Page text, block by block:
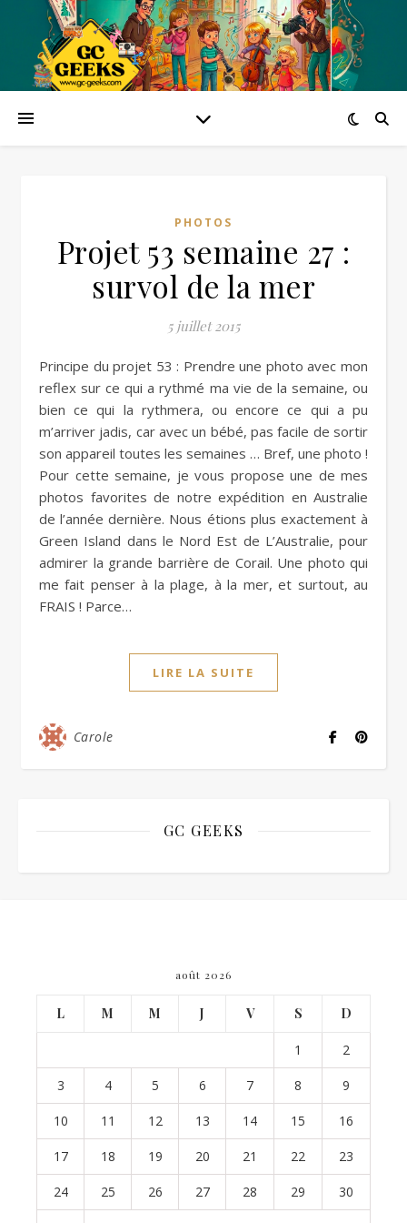
PHOTOS
Projet 53 semaine 27 :
survol de la mer
5 juillet 2015
Principe du projet 53 : Prendre une photo avec mon
reflex sur ce qui a rythmé ma vie de la semaine, ou
bien ce qui la rythmera, ou encore ce qui a pu
m’arriver jadis, car avec un bébé, pas facile de sortir
son appareil toutes les semaines … Bref, une photo !
Pour cette semaine, je vous propose une de mes
photos favorites de notre expédition en Australie
de l’année dernière. Nous étions plus exactement à
Green Island dans le Nord Est de L’Australie, pour
admirer la grande barrière de Corail. Une photo qui
me fait penser à la plage, à la mer, et surtout, au
FRAIS ! Parce…
LIRE LA SUITE
Carole
GC GEEKS
août 2026
L M M J V S D
1 2
3 4 5 6 7 8 9
10 11 12 13 14 15 16
17 18 19 20 21 22 23
24 25 26 27 28 29 30